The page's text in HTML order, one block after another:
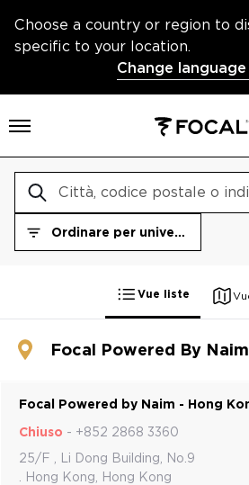
Choose a country or region to
specific to your location.
Change language
Aprire il menu
Ordinare per universo
Vue liste
Focal Powered By Naim
Focal Powered by Naim - Hong
Chiuso - +852 2868 3360
25/F , Li Dong Building, No.9
. Hong Kong, Hong Kong